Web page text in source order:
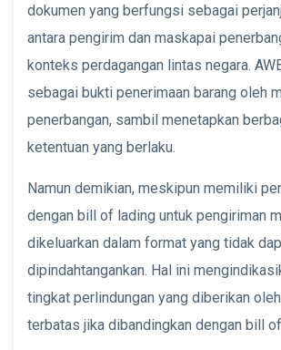
dokumen yang berfungsi sebagai
antara pengirim dan maskapai
konteks perdagangan lintas negara.
sebagai bukti penerimaan barang oleh
penerbangan, sambil menetapkan
ketentuan yang berlaku.
Namun demikian, meskipun memiliki
dengan bill of lading untuk pengiriman
dikeluarkan dalam format yang tidak
dipindahtangankan. Hal ini
tingkat perlindungan yang diberikan
terbatas jika dibandingkan dengan bill